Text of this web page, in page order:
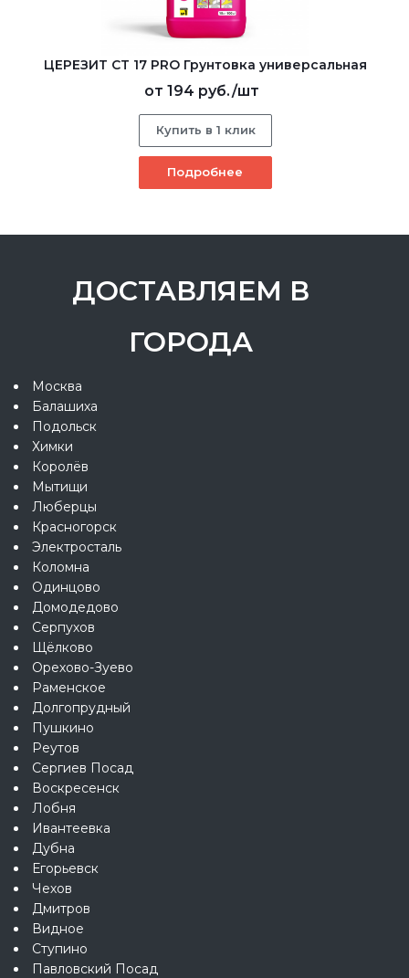
ЦЕРЕЗИТ CT 17 PRO Грунтовка универсальная
от 194 руб./шт
Купить в 1 клик
Подробнее
ДОСТАВЛЯЕМ В
ГОРОДА
Москва
Балашиха
Подольск
Химки
Королёв
Мытищи
Люберцы
Красногорск
Электросталь
Коломна
Одинцово
Домодедово
Серпухов
Щёлково
Орехово-Зуево
Раменское
Долгопрудный
Пушкино
Реутов
Сергиев Посад
Воскресенск
Лобня
Ивантеевка
Дубна
Егорьевск
Чехов
Дмитров
Видное
Ступино
Павловский Посад